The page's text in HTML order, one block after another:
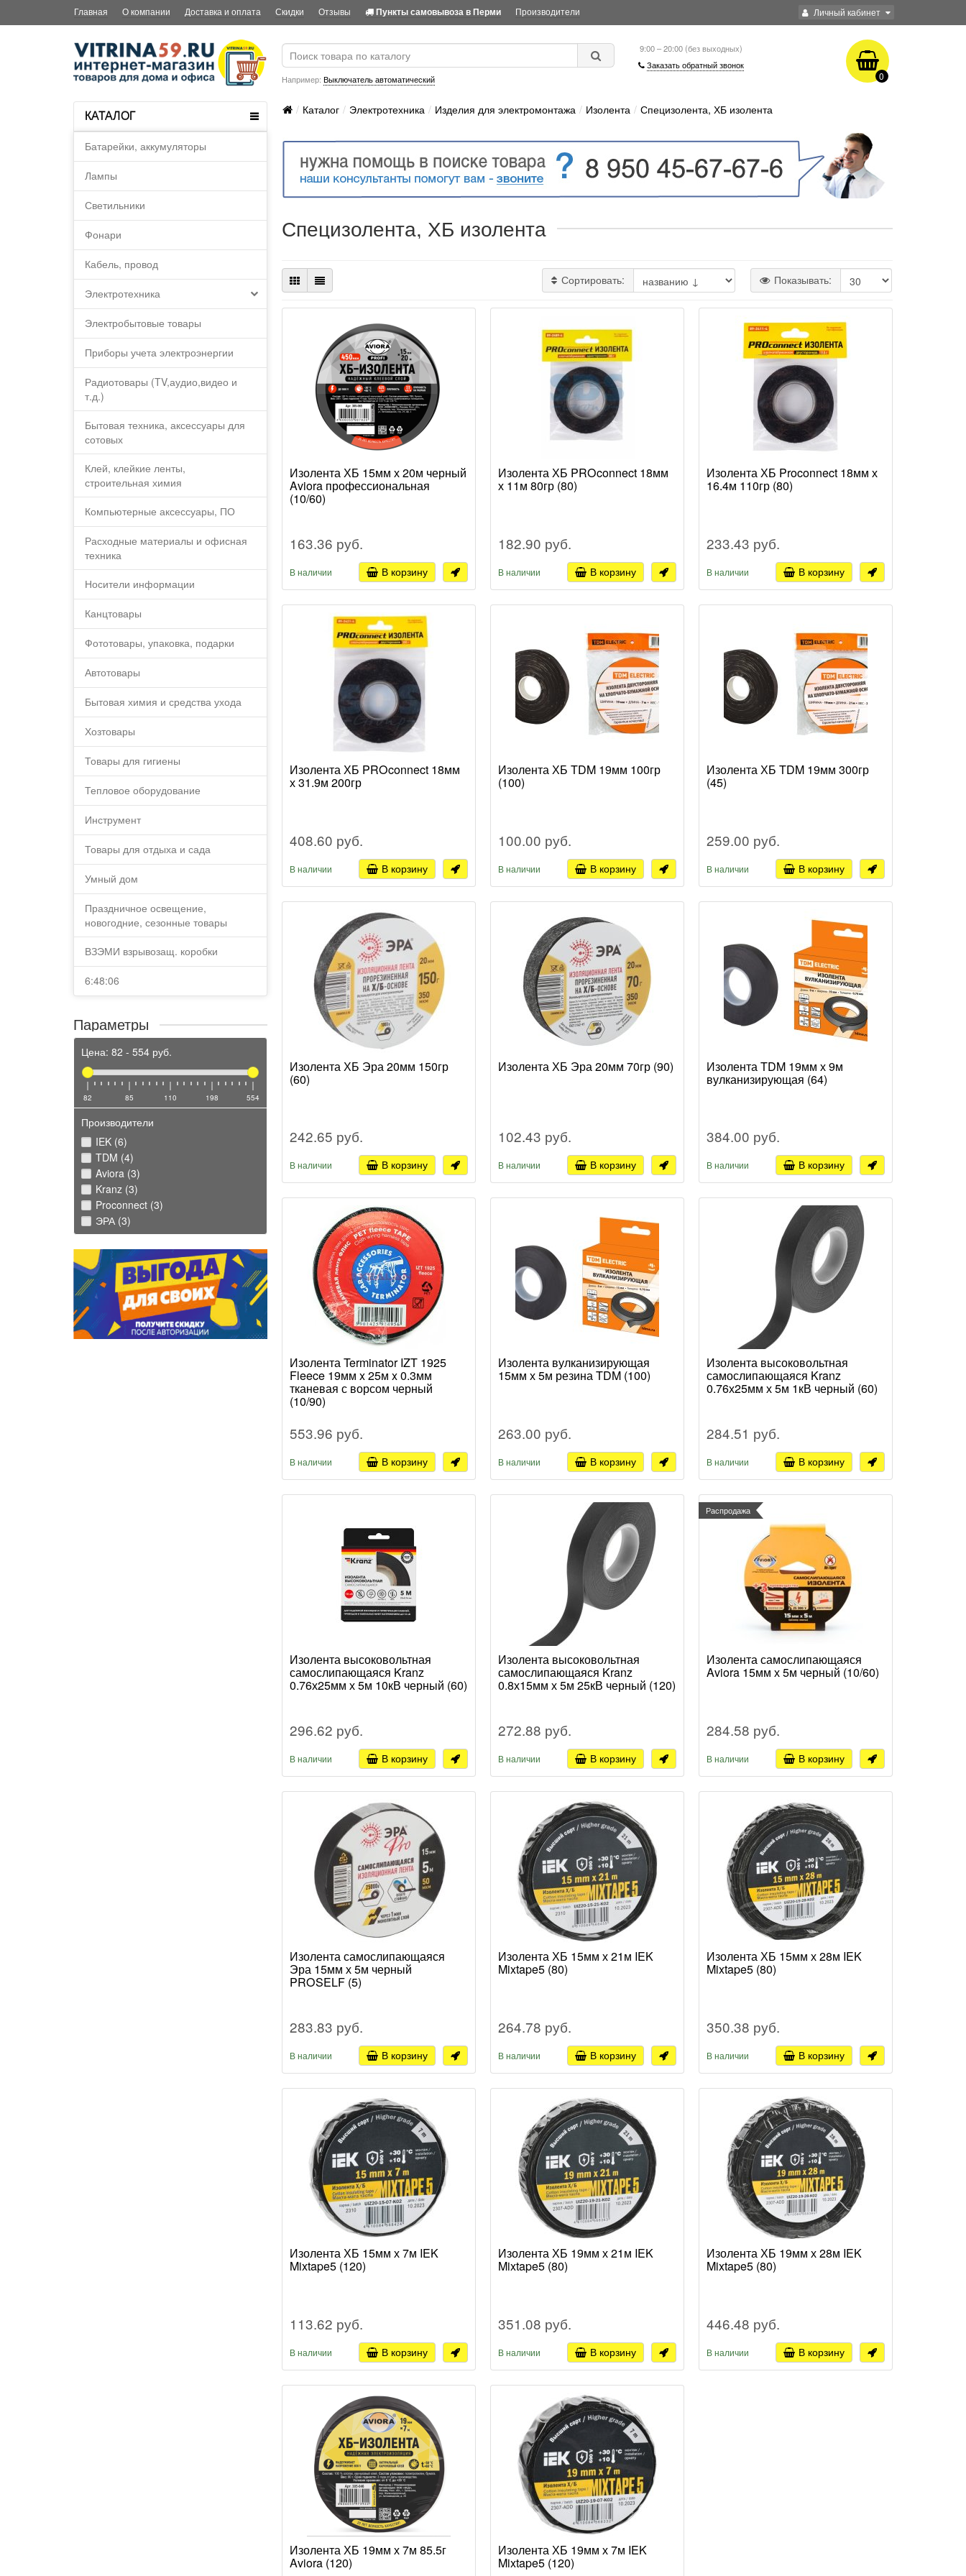
Личный кабинет
Главная О компании Доставка и оплата Скидки Отзывы Пункты самовывоза в Перми Производители
Например: Выключатель автоматический
9:00 – 20:00 (без выходных)
Заказать обратный звонок
0
КАТАЛОГ
Батарейки, аккумуляторы
Лампы
Светильники
Фонари
Кабель, провод
Электротехника
Электробытовые товары
Приборы учета электроэнергии
Радиотовары (TV,аудио,видео и
т.д.)
Бытовая техника, аксессуары для
сотовых
Клей, клейкие ленты,
строительная химия
Компьютерные аксессуары, ПО
Расходные материалы и офисная
техника
Носители информации
Канцтовары
Фототовары, упаковка, подарки
Автотовары
Бытовая химия и средства ухода
Хозтовары
Товары для гигиены
Тепловое оборудование
Инструмент
Товары для отдыха и сада
Умный дом
Праздничное освещение,
новогодние, сезонные товары
ВЗЭМИ взрывозащ. коробки
6:48:06
Каталог Электротехника Изделия для электромонтажа Изолента Специзолента, ХБ изолента
Параметры
Цена: 82 - 554 руб.
82 85 110 198 554
Производители
IEK (6)
TDM (4)
Aviora (3)
Kranz (3)
Proconnect (3)
ЭРА (3)
Специзолента, ХБ изолента
Сортировать: Показывать:
Изолента ХБ 15мм х 20м черный
Aviora профессиональная
(10/60)
163.36 руб.
В наличии В корзину
Изолента ХБ PROconnect 18мм
х 11м 80гр (80)
182.90 руб.
В наличии В корзину
Изолента ХБ Proconnect 18мм х
16.4м 110гр (80)
233.43 руб.
В наличии В корзину
Изолента ХБ PROconnect 18мм
х 31.9м 200гр
408.60 руб.
В наличии В корзину
Изолента ХБ TDM 19мм 100гр
(100)
100.00 руб.
В наличии В корзину
Изолента ХБ TDM 19мм 300гр
(45)
259.00 руб.
В наличии В корзину
Изолента ХБ Эра 20мм 150гр
(60)
242.65 руб.
В наличии В корзину
Изолента ХБ Эра 20мм 70гр (90)
102.43 руб.
В наличии В корзину
Изолента TDM 19мм х 9м
вулканизирующая (64)
384.00 руб.
В наличии В корзину
Изолента Terminator IZT 1925
Fleece 19мм x 25м x 0.3мм
тканевая с ворсом черный
(10/90)
553.96 руб.
В наличии В корзину
Изолента вулканизирующая
15мм х 5м резина TDM (100)
263.00 руб.
В наличии В корзину
Изолента высоковольтная
самослипающаяся Kranz
0.76х25мм х 5м 1кВ черный (60)
284.51 руб.
В наличии В корзину
Изолента высоковольтная
самослипающаяся Kranz
0.76х25мм х 5м 10кВ черный (60)
296.62 руб.
В наличии В корзину
Изолента высоковольтная
самослипающаяся Kranz
0.8х15мм х 5м 25кВ черный (120)
272.88 руб.
В наличии В корзину
Распродажа
Изолента самослипающаяся
Aviora 15мм х 5м черный (10/60)
284.58 руб.
В наличии В корзину
Изолента самослипающаяся
Эра 15мм х 5м черный
PROSELF (5)
283.83 руб.
В наличии В корзину
Изолента ХБ 15мм х 21м IEK
Mixtape5 (80)
264.78 руб.
В наличии В корзину
Изолента ХБ 15мм х 28м IEK
Mixtape5 (80)
350.38 руб.
В наличии В корзину
Изолента ХБ 15мм х 7м IEK
Mixtape5 (120)
113.62 руб.
В наличии В корзину
Изолента ХБ 19мм х 21м IEK
Mixtape5 (80)
351.08 руб.
В наличии В корзину
Изолента ХБ 19мм х 28м IEK
Mixtape5 (80)
446.48 руб.
В наличии В корзину
Изолента ХБ 19мм х 7м 85.5г
Aviora (120)
Изолента ХБ 19мм х 7м IEK
Mixtape5 (120)